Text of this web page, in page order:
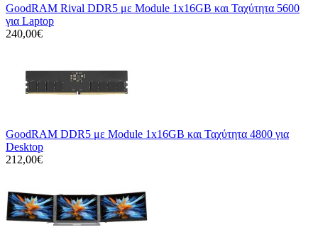
GoodRAM Rival DDR5 με Module 1x16GB και Ταχύτητα 5600
για Laptop
240,00€
GoodRAM DDR5 με Module 1x16GB και Ταχύτητα 4800 για
Desktop
212,00€